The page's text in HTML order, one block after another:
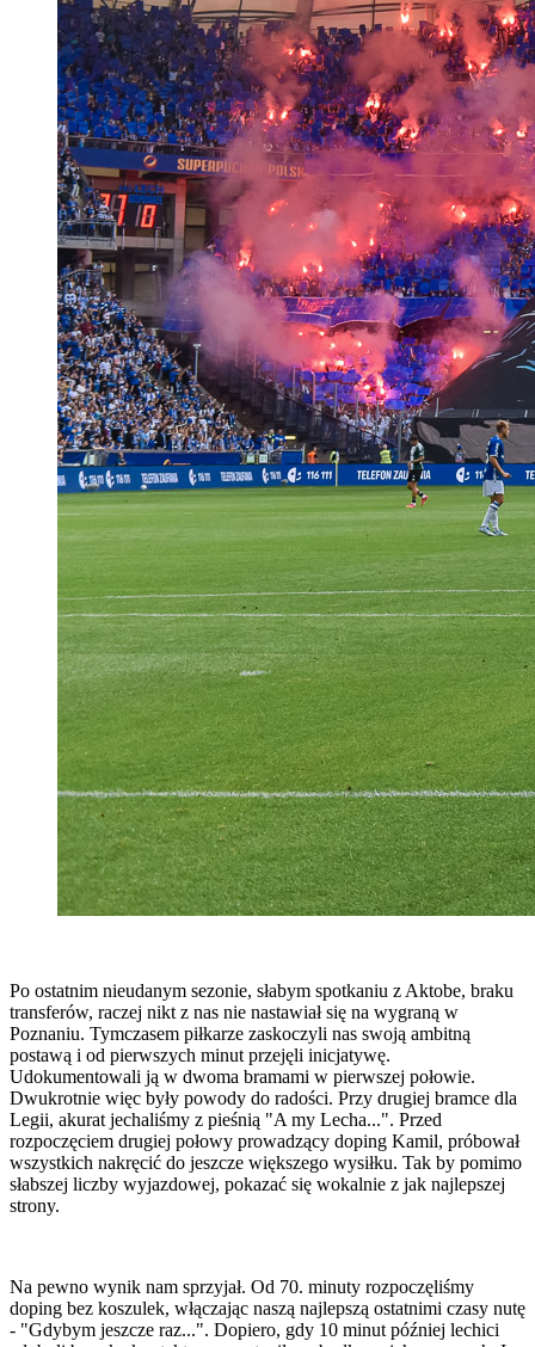
Po ostatnim nieudanym sezonie, słabym spotkaniu z Aktobe, braku
transferów, raczej nikt z nas nie nastawiał się na wygraną w
Poznaniu. Tymczasem piłkarze zaskoczyli nas swoją ambitną
postawą i od pierwszych minut przejęli inicjatywę.
Udokumentowali ją w dwoma bramami w pierwszej połowie.
Dwukrotnie więc były powody do radości. Przy drugiej bramce dla
Legii, akurat jechaliśmy z pieśnią "A my Lecha...". Przed
rozpoczęciem drugiej połowy prowadzący doping Kamil, próbował
wszystkich nakręcić do jeszcze większego wysiłku. Tak by pomimo
słabszej liczby wyjazdowej, pokazać się wokalnie z jak najlepszej
strony.
Na pewno wynik nam sprzyjał. Od 70. minuty rozpoczęliśmy
doping bez koszulek, włączając naszą najlepszą ostatnimi czasy nutę
- "Gdybym jeszcze raz...". Dopiero, gdy 10 minut później lechici